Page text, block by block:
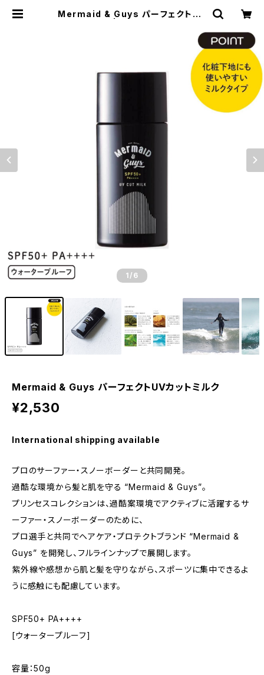
Mermaid & Guys パーフェクトUV
1 /6
Mermaid & Guys パーフェクトUVカットミルク
¥2,530
International shipping available
プロのサーファー・スノーボーダーと共同開発。
過酷な環境から髪と肌を守る “Mermaid & Guys”。
プリンセスコレクションは、過酷案環境でアクティブに活躍するサ
ーファー・スノーボーダーのために、
プロ選手と共同でヘアケア・プロテクトブランド “Mermaid &
Guys” を開発し、フルラインナップで展開します。
紫外線や感想から肌と髪を守りながら、スポーツに集中できるよ
うに感触にも配慮しています。
SPF50+ PA++++
[ウォータープルーフ]
容量：50g